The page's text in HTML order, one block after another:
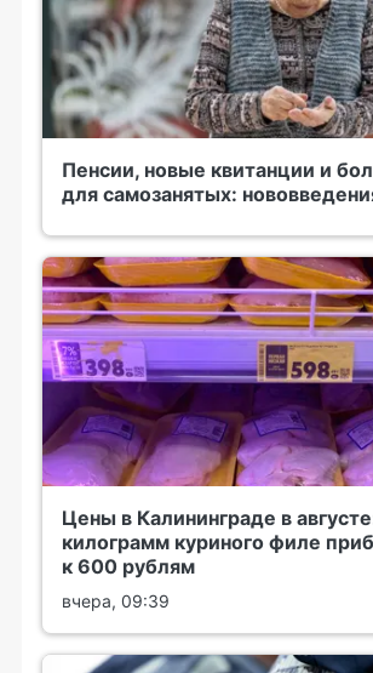
Пенсии, новые квитанции и
для самозанятых:
Цены в Калининграде в
килограмм куриного филе
к 600 рублям
вчера, 09:39